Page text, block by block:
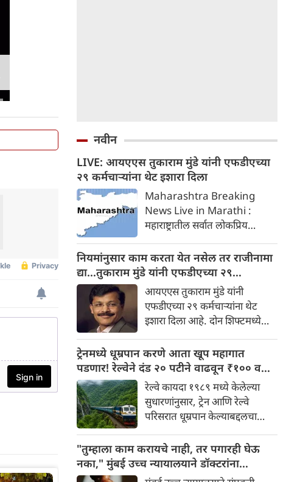
नवीन
LIVE: आयएएस तुकाराम मुंडे यांनी एफडीएच्या
२९ कर्मचाऱ्यांना थेट इशारा दिला
Maharashtra Breaking
News Live in Marathi :
महाराष्ट्रातील सर्वात लोकप्रिय
कडक कार्यशैलीसाठी ओळखले
जाणारे तुकाराम मुंडे पुन्हा एकदा
चर्चेत आले आहे. अन्न व औषध
प्रशासन आयुक्त म्हणून पदभार
स्वीकारल्यानंतर मुंडे यांनी विभागात
शिस्त लागू करण्यास सुरुवात केली
आहे.
नियमांनुसार काम करता येत नसेल तर राजीनामा
द्या…तुकाराम मुंडे यांनी एफडीएच्या २९
कर्मचाऱ्यांना थेट इशाराआयएएस तुकाराम मुंडे यांनी
एफडीएच्या २९ कर्मचाऱ्यांना थेट
इशारा दिला आहे. दोन शिफ्टमध्ये
विरोधात आंदोलन करणाऱ्या
कर्मचाऱ्यांविरुद्ध मुंडे यांनी कठोर
भूमिका घेतली आहे.
ट्रेनमध्ये धूम्रपान करणे आता खूप महागात
पडणार! रेल्वेने दंड २० पटीने वाढवून ₹१०० वरून
₹२,००० केला
रेल्वे कायदा १९८९ मध्ये केलेल्या
सुधारणांनुसार, ट्रेन आणि रेल्वे
परिसरात धूम्रपान केल्याबद्दलचा
पर्यंत वाढवण्यात आला आहे. तिकीट
जप्त करण्याची तरतूदही करण्यात
आली आहे.
"तुम्हाला काम करायचे नाही, तर पगारही घेऊ
नका," मुंबई उच्च न्यायालयाने डॉक्टरांना
फटकारले; संप तात्काळ मागे घेण्याचे आदेश